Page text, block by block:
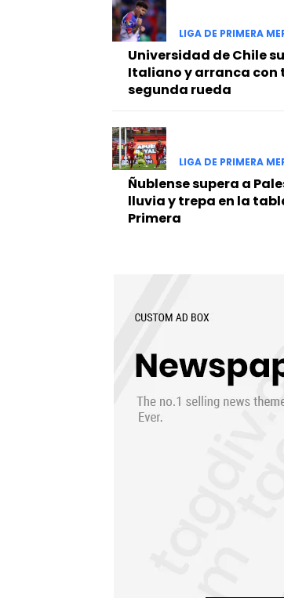
LIGA DE PRIMERA
Universidad de Chile
Italiano y arranca con
segunda rueda
LIGA DE PRIMERA
Ñublense supera a
lluvia y trepa en la
Primera